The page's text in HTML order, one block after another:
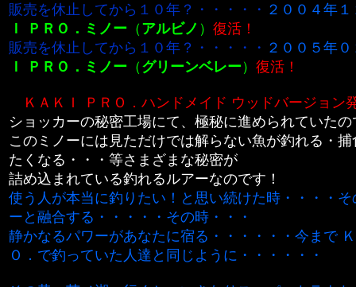
販売を休止してから１０年？・・・・・ ２００４年１
Ｉ ＰＲＯ．ミノー （ アルビノ ） 復活！
販売を休止してから１０年？・・・・・ ２００５年０
Ｉ ＰＲＯ．ミノー （ グリーンベレー） 復活！
ＫＡＫＩ ＰＲＯ．ハンドメイド ウッドバージョン
ショッカーの秘密工場にて、極秘に進められていたの
このミノーには見ただけでは解らない魚が釣れる・
たくなる・・・等さまざまな秘密が
詰め込まれている釣れるルアーなのです！
使う人が本当に釣りたい！と思い続けた時・・・・
ーと融合する・・・・・その時・・・
静かなるパワーがあなたに宿る・・・・・・今まで
Ｏ．で釣っていた人達と同じように・・・・・・